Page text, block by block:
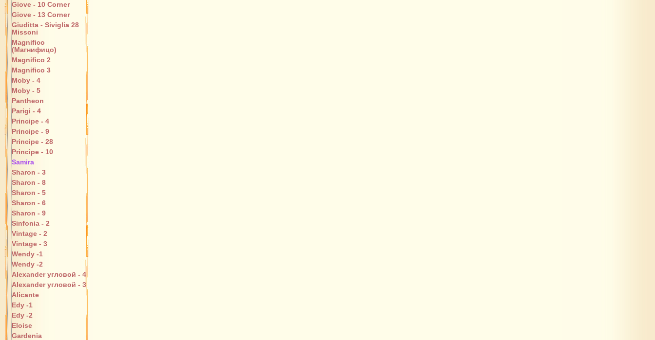
Giove - 10 Corner
Giove - 13 Corner
Giuditta - Siviglia 28
Missoni
Magnifico
(Магнифицо)
Magnifico 2
Magnifico 3
Moby - 4
Moby - 5
Pantheon
Parigi - 4
Principe - 4
Principe - 9
Principe - 28
Principe - 10
Samira
Sharon - 3
Sharon - 8
Sharon - 5
Sharon - 6
Sharon - 9
Sinfonia - 2
Vintage - 2
Vintage - 3
Wendy -1
Wendy -2
Alexander угловой - 4
Alexander угловой - 3
Alicante
Edy -1
Edy -2
Eloise
Gardenia